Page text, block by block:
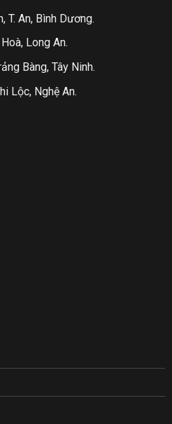
T. An, Bình Dương.
Long An.
Bàng, Tây Ninh.
Lộc, Nghệ An.